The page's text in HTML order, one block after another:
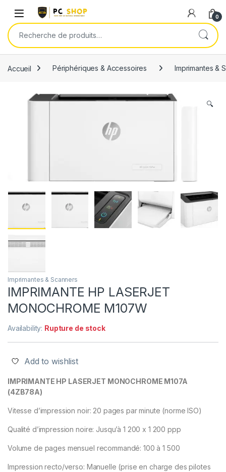
Skip to navigation
Skip to content
0
Recherche pour :
Accueil Périphériques & Accessoires Imprimantes &
🔍
Imprimantes & Scanners
IMPRIMANTE HP LASERJET
MONOCHROME M107W
Availability: Rupture de stock
Add to wishlist
IMPRIMANTE HP LASERJET MONOCHROME M107A
(4ZB78A)
Vitesse d’impression noir: 20 pages par minute (norme ISO)
Qualité d’impression noire: Jusqu’à 1 200 x 1 200 ppp
Volume de pages mensuel recommandé: 100 à 1 500
Impression recto/verso: Manuelle (prise en charge des pilotes